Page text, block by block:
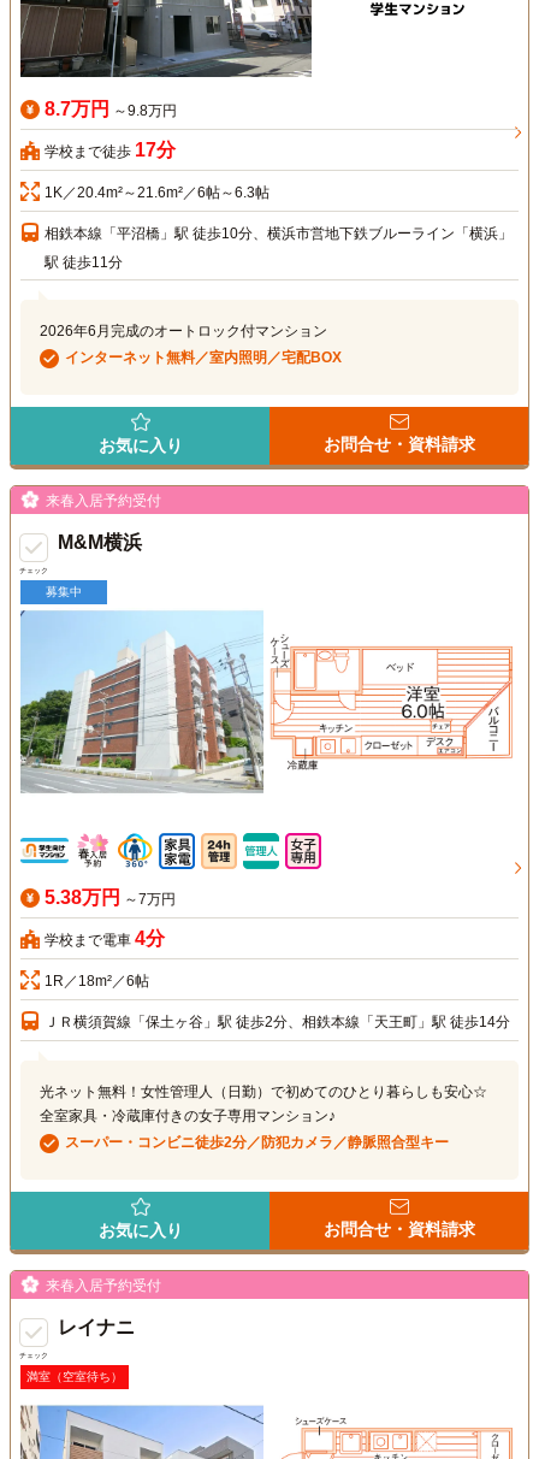
8.7万円 ～9.8万円
学校まで徒歩 17分
1K／20.4m²～21.6m²／6帖～6.3帖
相鉄本線「平沼橋」駅 徒歩10分、横浜市営地下鉄ブルーライン「横浜」
駅 徒歩11分
2026年6月完成のオートロック付マンション
インターネット無料／室内照明／宅配BOX
お気に入り お問合せ・資料請求
チェック
来春入居予約受付
M&M横浜
募集中
5.38万円 ～7万円
学校まで電車 4分
1R／18m²／6帖
ＪＲ横須賀線「保土ヶ谷」駅 徒歩2分、相鉄本線「天王町」駅 徒歩14分
光ネット無料！女性管理人（日勤）で初めてのひとり暮らしも安心☆
全室家具・冷蔵庫付きの女子専用マンション♪
スーパー・コンビニ徒歩2分／防犯カメラ／静脈照合型キー
お気に入り お問合せ・資料請求
チェック
来春入居予約受付
レイナニ
満室（空室待ち）